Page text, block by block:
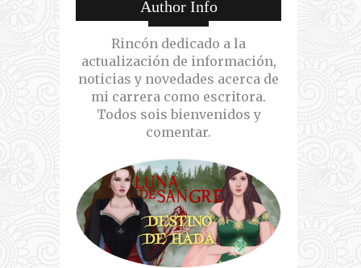
Author Info
Rincón dedicado a la
actualización de información,
noticias y novedades acerca de
mi carrera como escritora.
Todos sois bienvenidos y
comentar.